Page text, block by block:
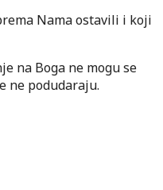
Nama ostavili i koji
na Boga ne mogu se
ne podudaraju.